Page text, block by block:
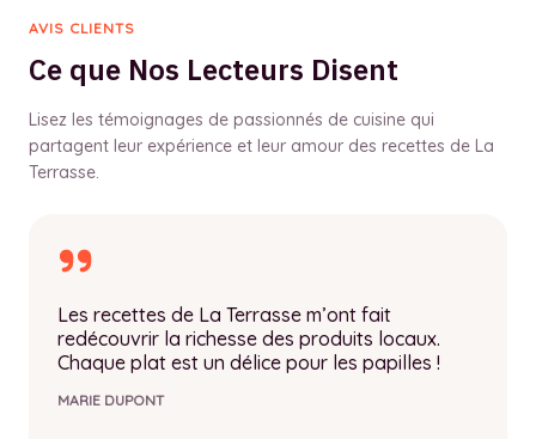
Les recettes de La Terrasse m’ont fait
redécouvrir la richesse des produits locaux.
Chaque plat est un délice pour les papilles !
MARIE DUPONT
AVIS CLIENTS
Ce que Nos Lecteurs Disent
Lisez les témoignages de passionnés de cuisine qui
partagent leur expérience et leur amour des recettes de La
Terrasse.